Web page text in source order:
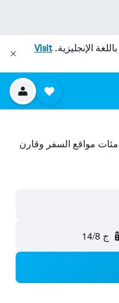
الإنجليزية.Visit
مواقع السفر وقارن
ج 14/8